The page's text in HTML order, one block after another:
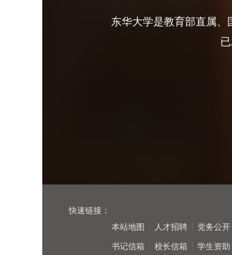
东华大学是教育部直属、
快速链接：
本站地图
人才招聘 党务公开
书记信箱 校长信箱 学生资助